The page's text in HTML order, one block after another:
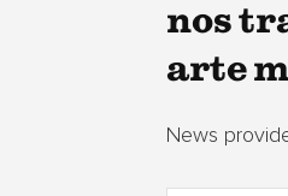
nos
arte
News